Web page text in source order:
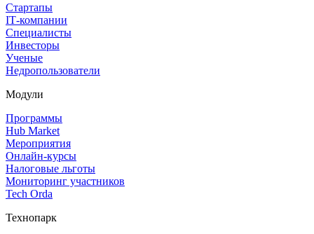
Стартапы
IT‑компании
Специалисты
Инвесторы
Ученые
Недропользователи
Модули
Программы
Hub Market
Мероприятия
Онлайн‑курсы
Налоговые льготы
Мониторинг участников
Tech Orda
Технопарк